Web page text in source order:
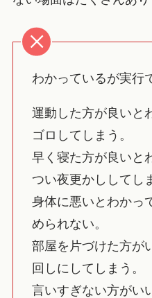
わかっているが実行
運動した方が良いと
ゴロしてしまう。
早く寝た方が良いと
つい夜更かししてし
身体に悪いとわかっ
められない。
部屋を片づけた方が
回しにしてしまう。
言いすぎない方がい